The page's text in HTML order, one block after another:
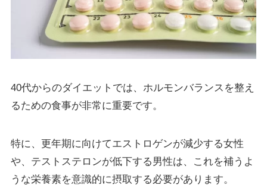
40代からのダイエットでは、ホルモンバランスを整え
るための食事が非常に重要です。
特に、更年期に向けてエストロゲンが減少する女性
や、テストステロンが低下する男性は、これを補うよ
うな栄養素を意識的に摂取する必要があります。